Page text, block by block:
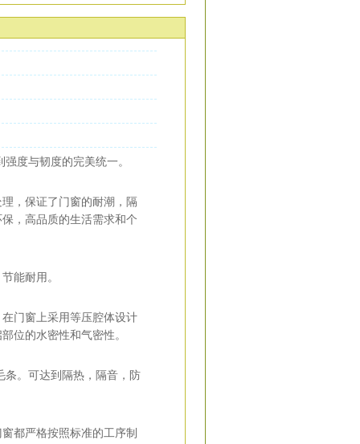
度与韧度的完美统一。
，保证了门窗的耐潮，隔
，高品质的生活需求和个
能耐用。
门窗上采用等压腔体设计
位的水密性和气密性。
。可达到隔热，隔音，防
都严格按照标准的工序制